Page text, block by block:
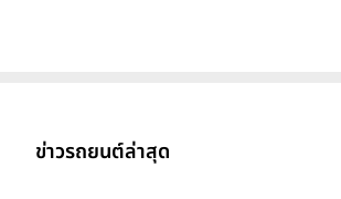
ข่าวรถยนต์ล่าสุด